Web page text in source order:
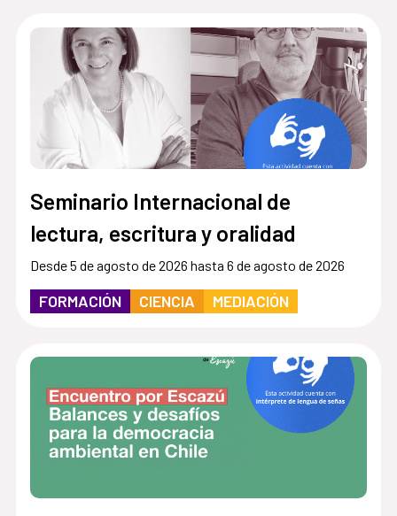
Seminario Internacional de
lectura, escritura y oralidad
Desde 5 de agosto de 2026 hasta 6 de agosto de 2026
FORMACIÓN CIENCIA MEDIACIÓN